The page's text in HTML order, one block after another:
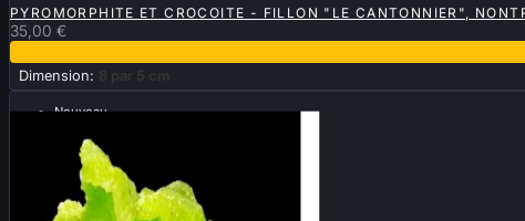
PYROMORPHITE ET CROCOITE - FILLON "LE CANTONNIER",
35,00 €
Dimension: 8 par 5 cm
Nouveau